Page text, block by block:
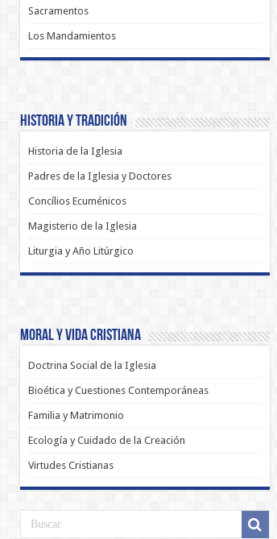
Sacramentos
Los Mandamientos
Historia y Tradición
Historia de la Iglesia
Padres de la Iglesia y Doctores
Concílios Ecuménicos
Magisterio de la Iglesia
Liturgia y Año Litúrgico
Moral y Vida Cristiana
Doctrina Social de la Iglesia
Bioética y Cuestiones Contemporáneas
Familia y Matrimonio
Ecología y Cuidado de la Creación
Virtudes Cristianas